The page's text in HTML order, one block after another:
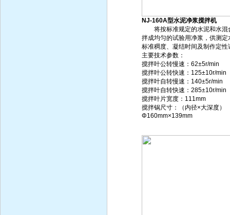
NJ-160A型水泥净浆搅拌机
将按标准规定的水泥和水混
拌成均匀的试验用净浆，供测定
标准稠度、凝结时间及制作定性
主要技术参数：
搅拌叶公转慢速：62±5r/min
搅拌叶公转快速：125±10r/min
搅拌叶自转慢速：140±5r/min
搅拌叶自转快速：285±10r/min
搅拌叶片宽度：111mm
搅拌锅尺寸：（内径×大深度）
Φ160mm×139mm